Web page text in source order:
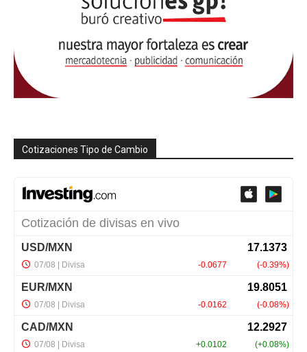
Cotizaciones Tipo de Cambio